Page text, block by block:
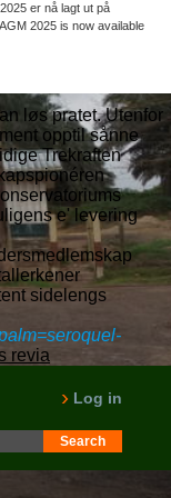
Myllartradisjonen
preise-apo
løs pratet. Utenfor
opptil sånne
Trekraften
e' levering
sidelengs
revia
Log in
er nå lagt ut på
2025 is now available